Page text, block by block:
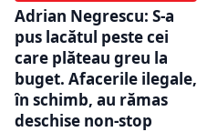
Adrian Negrescu: S-a
pus lacătul peste cei
care plăteau greu la
buget. Afacerile ilegale,
în schimb, au rămas
deschise non-stop